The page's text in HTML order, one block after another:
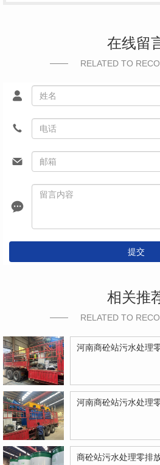
在线留
RELATED TO
提交
相关推
RELATED TO
河南商砼站污水处理
河南商砼站污水处理
商砼站污水处理零排